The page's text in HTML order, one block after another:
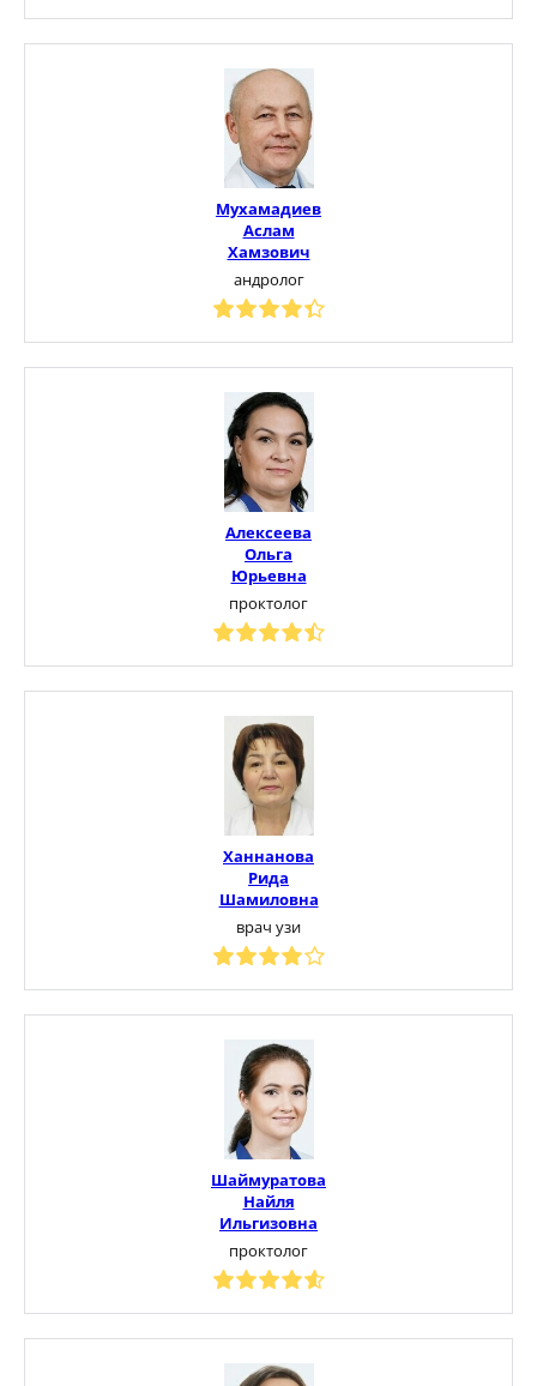
Мухамадиев
Аслам
Хамзович
андролог
Алексеева
Ольга
Юрьевна
проктолог
Ханнанова
Рида
Шамиловна
врач узи
Шаймуратова
Найля
Ильгизовна
проктолог